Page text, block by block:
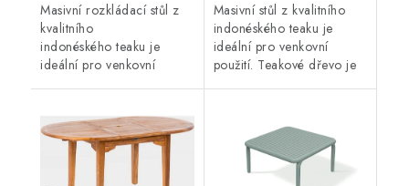
Masivní rozkládací stůl z
kvalitního
indonéského teaku je
ideální pro venkovní
vlivům, nepříznivé počasí,
déšť,...
Masivní stůl z kvalitního
indonéského teaku je
ideální pro venkovní
použití. Teakové dřevo je